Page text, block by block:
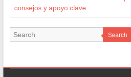
consejos y apoyo clave
Search